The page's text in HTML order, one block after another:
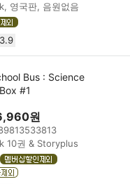
영국판, 음원없음
Bus : Science
#1
원
10권 & Storyplus